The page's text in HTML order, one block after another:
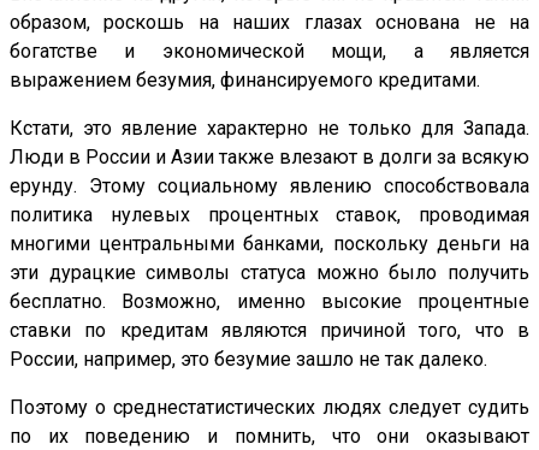
образом, роскошь на наших глазах основана не на
богатстве и экономической мощи, а является
выражением безумия, финансируемого кредитами.
Кстати, это явление характерно не только для Запада.
Люди в России и Азии также влезают в долги за всякую
ерунду. Этому социальному явлению способствовала
политика нулевых процентных ставок, проводимая
многими центральными банками, поскольку деньги на
эти дурацкие символы статуса можно было получить
бесплатно. Возможно, именно высокие процентные
ставки по кредитам являются причиной того, что в
России, например, это безумие зашло не так далеко.
Поэтому о среднестатистических людях следует судить
по их поведению и помнить, что они оказывают